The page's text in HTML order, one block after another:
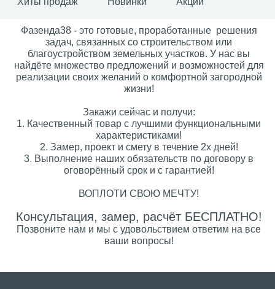
Фазенда38 - это готовые, проработанные решения
задач, связанных со строительством или
благоустройством земельных участков. У нас вы
найдёте множество предложений и возможностей для
реализации своих желаний о комфортной загородной
жизни!
Закажи сейчас и получи:
1. Качественный товар с лучшими функциональными
характеристиками!
2. Замер, проект и смету в течение 2х дней!
3. Выполнение наших обязательств по договору в
оговорённый срок и с гарантией!
ВОПЛОТИ СВОЮ МЕЧТУ!
Консультация, замер, расчёт БЕСПЛАТНО!
Позвоните нам и мы с удовольствием ответим на все
ваши вопросы!